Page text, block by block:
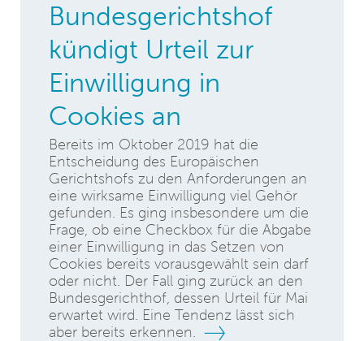
Bundesgerichtshof
kündigt Urteil zur
Einwilligung in
Cookies an
Bereits im Oktober 2019 hat die
Entscheidung des Europäischen
Gerichtshofs zu den Anforderungen an
eine wirksame Einwilligung viel Gehör
gefunden. Es ging insbesondere um die
Frage, ob eine Checkbox für die Abgabe
einer Einwilligung in das Setzen von
Cookies bereits vorausgewählt sein darf
oder nicht. Der Fall ging zurück an den
Bundesgerichthof, dessen Urteil für Mai
erwartet wird. Eine Tendenz lässt sich
aber bereits erkennen.